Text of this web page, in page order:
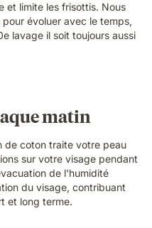
et limite les frisottis. Nous
évoluer avec le temps,
lavage il soit toujours aussi
matin
de coton traite votre peau
sur votre visage pendant
de l'humidité
du visage, contribuant
et long terme.